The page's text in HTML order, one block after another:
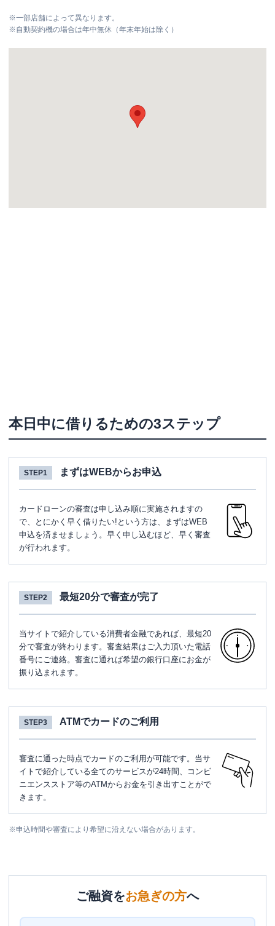
※一部店舗によって異なります。
※自動契約機の場合は年中無休（年末年始は除く）
本日中に借りるための3ステップ
STEP1 まずはWEBからお申込
カードローンの審査は申し込み順に実施されますの
で、とにかく早く借りたい!という方は、まずはWEB
申込を済ませましょう。早く申し込むほど、早く審査
が行われます。
STEP2 最短20分で審査が完了
当サイトで紹介している消費者金融であれば、最短20
分で審査が終わります。審査結果はご入力頂いた電話
番号にご連絡。審査に通れば希望の銀行口座にお金が
振り込まれます。
STEP3 ATMでカードのご利用
審査に通った時点でカードのご利用が可能です。当サ
イトで紹介している全てのサービスが24時間、コンビ
ニエンスストア等のATMからお金を引き出すことがで
きます。
※申込時間や審査により希望に沿えない場合があります。
ご融資をお急ぎの方へ